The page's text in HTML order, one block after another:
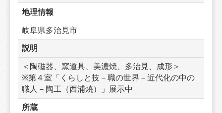
地理情報
岐阜県多治見市
説明
＜陶磁器、窯道具、美濃焼、多治見、成形＞
※第４室「くらしと技－職の世界－近代化の中の
職人－陶工（西浦焼）」展示中
所蔵